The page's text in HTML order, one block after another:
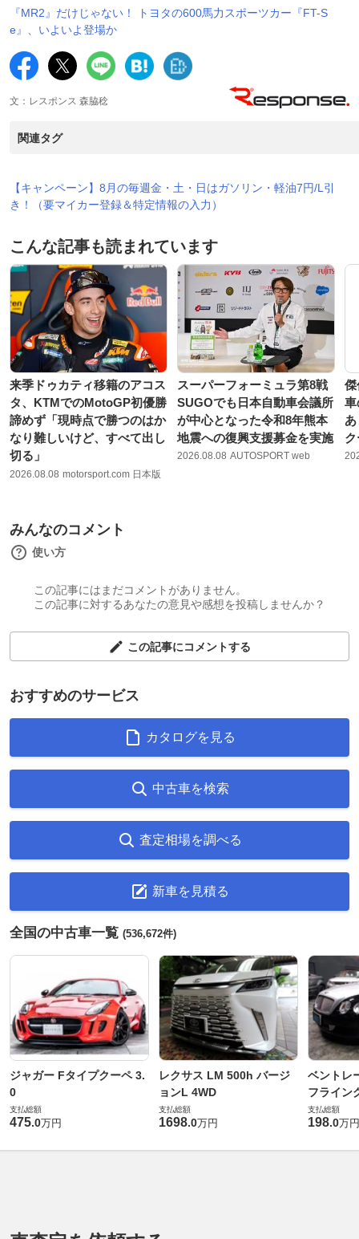
『MR2』だけじゃない！ トヨタの600馬力スポーツカー『FT-S
e』、いよいよ登場か
文：レスポンス 森脇稔
関連タグ
【キャンペーン】8月の毎週金・土・日はガソリン・軽油7円/L引
き！（要マイカー登録＆特定情報の入力）
こんな記事も読まれています
来季ドゥカティ移籍のアコス
タ、KTMでのMotoGP初優勝
諦めず「現時点で勝つのはか
なり難しいけど、すべて出し
切る」
2026.08.08 motorsport.com 日本版
スーパーフォーミュラ第8戦
SUGOでも日本自動車会議所
が中心となった令和8年熊本
地震への復興支援募金を実施
2026.08.08 AUTOSPORT web
傑
みんなのコメント
使い方
この記事にはまだコメントがありません。
この記事に対するあなたの意見や感想を投稿しませんか？
この記事にコメントする
おすすめのサービス
カタログを見る
中古車を検索
査定相場を調べる
新車を見積る
全国の中古車一覧 (536,672件)
ジャガー Fタイプクーペ 3.
0
支払総額
475.0万円
レクサス LM 500h バージ
ョンL 4WD
支払総額
1698.0万円
ベントレ
フライン
支払総額
198.0万円